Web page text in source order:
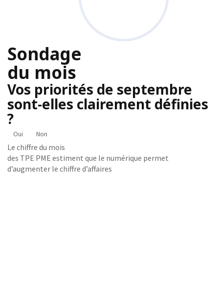
Sondage
du mois
Vos priorités de septembre
sont-elles clairement définies
?
Oui Non
Le chiffre du mois
des TPE PME estiment que le numérique permet
d’augmenter le chiffre d’affaires